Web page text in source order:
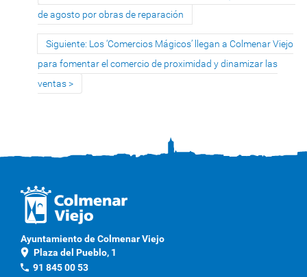
de agosto por obras de reparación
Siguiente: Los ‘Comercios Mágicos’ llegan a Colmenar Viejo
para fomentar el comercio de proximidad y dinamizar las
ventas
Ayuntamiento de Colmenar Viejo
location_on Plaza del Pueblo, 1
phone 91 845 00 53